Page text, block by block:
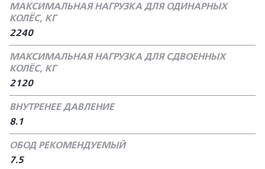
МАКСИМАЛЬНАЯ НАГРУЗКА ДЛЯ ОДИНАРНЫХ
КОЛЁС, КГ
2240
МАКСИМАЛЬНАЯ НАГРУЗКА ДЛЯ СДВОЕННЫХ
КОЛЁС, КГ
2120
ВНУТРЕНЕЕ ДАВЛЕНИЕ
8.1
ОБОД РЕКОМЕНДУЕМЫЙ
7.5